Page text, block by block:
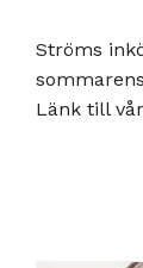
Ströms
Länk till